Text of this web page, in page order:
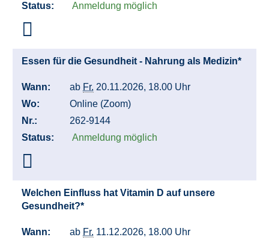
Status:
Anmeldung möglich
Essen für die Gesundheit - Nahrung als Medizin*
Wann: ab Fr. 20.11.2026, 18.00 Uhr
Wo:
Online (Zoom)
Nr.:
262-9144
Status:
Anmeldung möglich
Welchen Einfluss hat Vitamin D auf unsere
Gesundheit?*
Wann: ab Fr. 11.12.2026, 18.00 Uhr